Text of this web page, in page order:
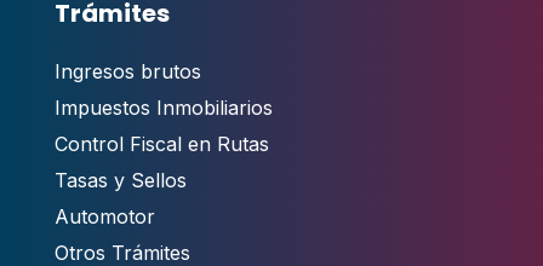
Trámites
Ingresos brutos
Impuestos Inmobiliarios
Control Fiscal en Rutas
Tasas y Sellos
Automotor
Otros Trámites